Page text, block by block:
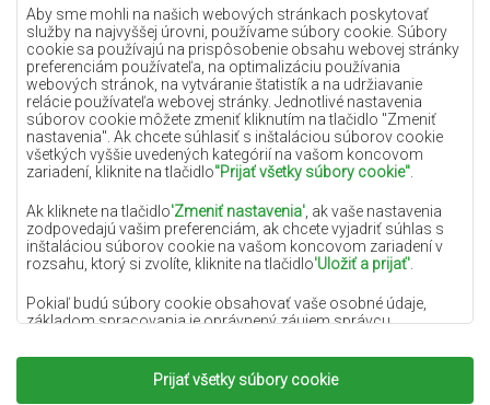
Aby sme mohli na našich webových stránkach poskytovať
služby na najvyššej úrovni, používame súbory cookie. Súbory
cookie sa používajú na prispôsobenie obsahu webovej stránky
preferenciám používateľa, na optimalizáciu používania
webových stránok, na vytváranie štatistík a na udržiavanie
relácie používateľa webovej stránky. Jednotlivé nastavenia
súborov cookie môžete zmeniť kliknutím na tlačidlo "Zmeniť
nastavenia". Ak chcete súhlasiť s inštaláciou súborov cookie
všetkých vyššie uvedených kategórií na vašom koncovom
zariadení, kliknite na tlačidlo"Prijať všetky súbory cookie"
Ak kliknete na tlačidlo'Zmeniť nastavenia' , ak vaše nastavenia
zodpovedajú vašim preferenciám, ak chcete vyjadriť súhlas s
inštaláciou súborov cookie na vašom koncovom zariadení v
rozsahu, ktorý si zvolíte, kliknite na tlačidlo'Uložiť a prijať'
Pokiaľ budú súbory cookie obsahovať vaše osobné údaje,
základom spracovania je oprávnený záujem správcu
podobe poskytovania vysokokvalitných služieb na našej
webovej stránke a marketingových aktivít správcu osobných
údajov a jeho dôveryhodných partnerov.
Prijať všetky súbory cookie
Lilac koberce
Žlté koberce
Mätové koberce
Modré koberce
Oranžové koberce
Ružové koberce
Šedé koberce
Terakotové koberce
Zelené koberce
Zlaté koberce
Copyright 2022Koberce Chemex.Všetky práva